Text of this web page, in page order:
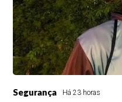
Segurança Há 23 horas